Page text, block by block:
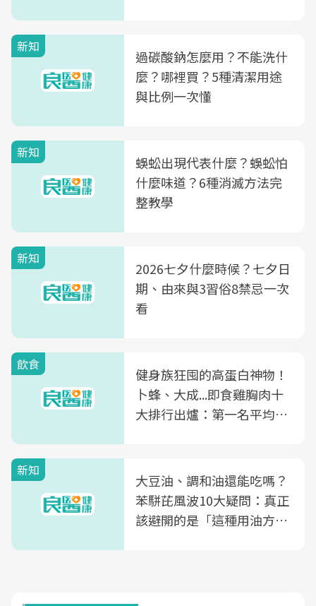
新知
過碳酸鈉怎麼用？不能洗什
麼？哪裡買？5種清潔用途
與比例一次懂
新知
蜈蚣出現代表什麼？蜈蚣怕
什麼味道？6種消滅方法完
整教學
新知
2026七夕什麼時候？七夕日
期、由來與3習俗8禁忌一次
看
飲食
健身族狂囤的高蛋白神物！
卜蜂、大成...即食雞胸肉十
大排行出爐：第一名平均一
新知
大豆油、調和油還能吃嗎？
苯駢芘風波10大疑問：真正
該避開的是「這種用油方